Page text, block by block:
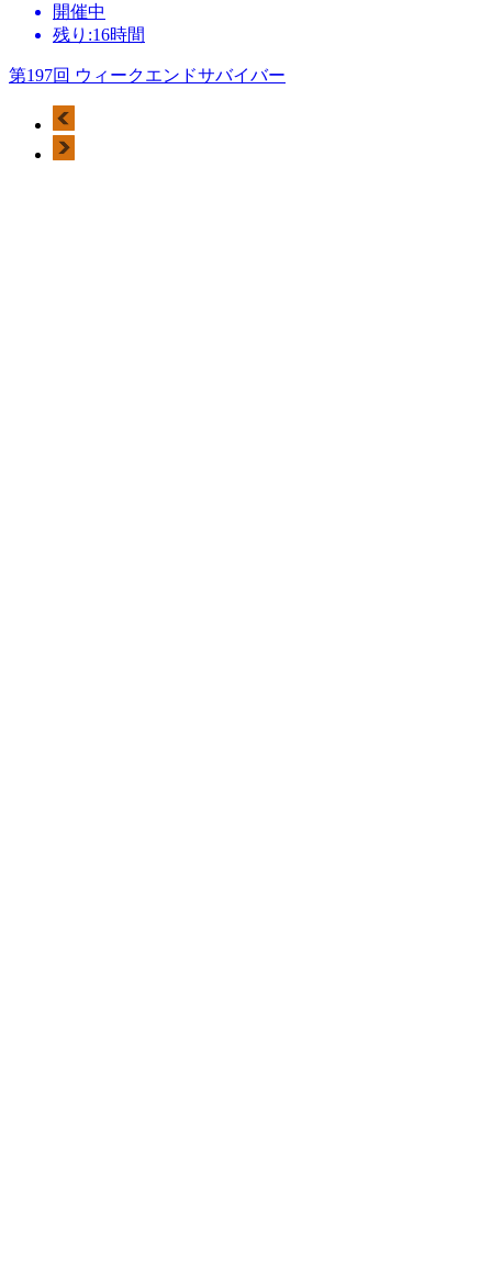
開催中
残り:16時間
第197回 ウィークエンドサバイバー